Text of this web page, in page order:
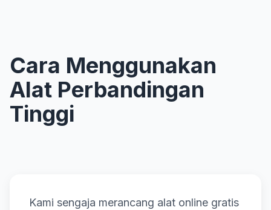
Cara Menggunakan
Alat Perbandingan
Tinggi
Kami sengaja merancang alat online gratis